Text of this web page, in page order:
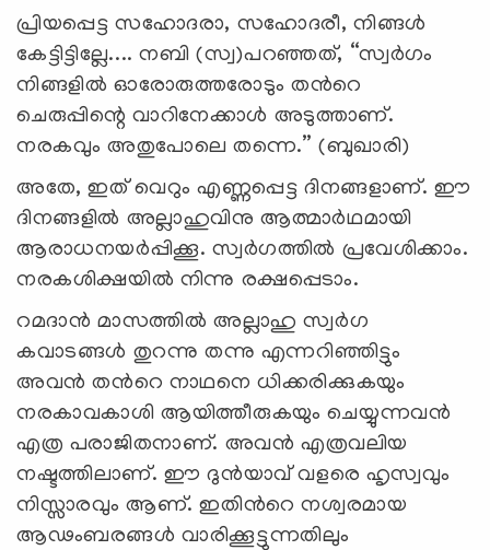
പ്രിയപ്പെട്ട സഹോദരാ, സഹോദരീ, നിങ്ങള്‍
കേട്ടിട്ടില്ലേ.... നബി (സ്വ)പറഞ്ഞത്, “സ്വര്‍ഗം
നിങ്ങളില്‍ ഓരോരുത്തരോടും തന്‍റെ
ചെരുപ്പിന്റെ വാറിനേക്കാള്‍ അടുത്താണ്.
നരകവും അതുപോലെ തന്നെ.” (ബുഖാരി)
അതേ, ഇത് വെറും എണ്ണപ്പെട്ട ദിനങ്ങളാണ്. ഈ
ദിനങ്ങളില്‍ അല്ലാഹുവിനു ആത്മാര്‍ഥമായി
ആരാധനയര്‍പ്പിക്കൂ. സ്വര്‍ഗത്തില്‍ പ്രവേശിക്കാം.
നരകശിക്ഷയില്‍ നിന്നു രക്ഷപ്പെടാം.
റമദാന്‍ മാസത്തില്‍ അല്ലാഹു സ്വര്‍ഗ
കവാടങ്ങള്‍ തുറന്നു തന്നു എന്നറിഞ്ഞിട്ടും
അവന്‍ തന്‍റെ നാഥനെ ധിക്കരിക്കുകയും
നരകാവകാശി ആയിത്തീരുകയും ചെയ്യുന്നവന്‍
എത്ര പരാജിതനാണ്. അവന്‍ എത്രവലിയ
നഷ്ടത്തിലാണ്. ഈ ദുന്‍യാവ് വളരെ ഹൃസ്വവും
നിസ്സാരവും ആണ്. ഇതിന്‍റെ നശ്വരമായ
ആഢംബരങ്ങള്‍ വാരിക്കൂട്ടുന്നതിലും